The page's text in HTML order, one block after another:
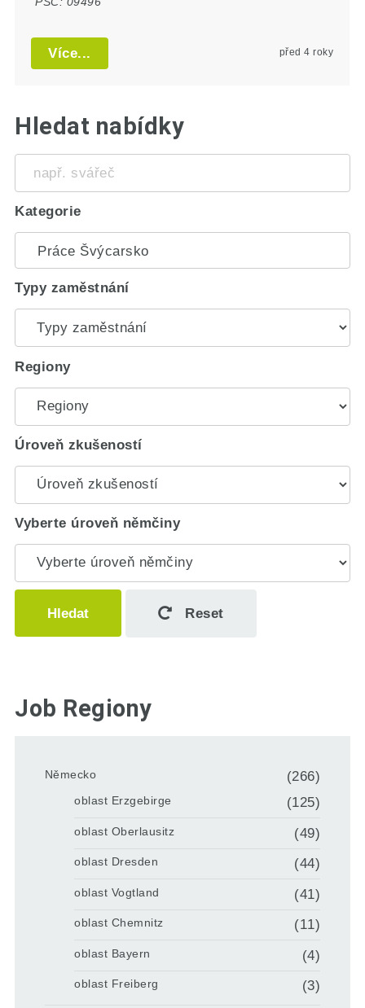
Více... před 4 roky
Hledat nabídky
svářeč
Kategorie
Typy zaměstnání
Regiony
Úroveň zkušeností
Vyberte úroveň němčiny
Hledat Reset
Job Regiony
Německo (266)
oblast Erzgebirge (125)
oblast Oberlausitz (49)
oblast Dresden (44)
oblast Vogtland (41)
oblast Chemnitz (11)
oblast Bayern (4)
oblast Freiberg (3)